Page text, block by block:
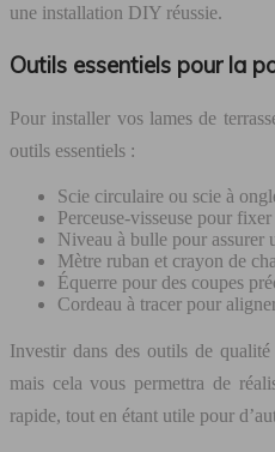
une installation DIY réussie.
Outils essentiels pour la
Pour installer vos lames de
outils essentiels :
Scie circulaire ou scie à
Perceuse-visseuse pour
Niveau à bulle pour assurer
Mètre ruban et crayon de
Équerre pour des coupes
Cordeau à tracer pour
Investir dans des outils de
mais cela vous permettra de
rapide, tout en étant utile pour